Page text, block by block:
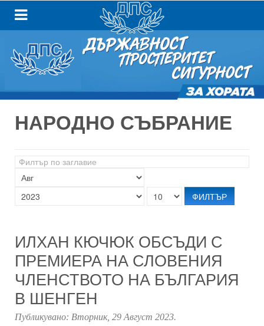
НАРОДНО СЪБРАНИЕ
Филтър
по
заглавие
ФИЛТЪР
ИЛХАН КЮЧЮК ОБСЪДИ С
ПРЕМИЕРА НА СЛОВЕНИЯ
ЧЛЕНСТВОТО НА БЪЛГАРИЯ
В ШЕНГЕН
Публикувано: Вторник, 29 Август 2023.